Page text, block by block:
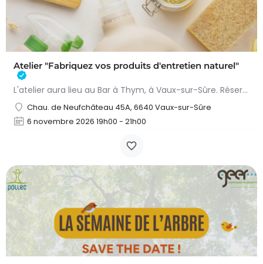
Atelier "Fabriquez vos produits d'entretien naturel"
L'atelier aura lieu au Bar à Thym, à Vaux-sur-Sûre. Réservation :
Chau. de Neufchâteau 45A, 6640 Vaux-sur-Sûre
6 novembre 2026 19h00 - 21h00